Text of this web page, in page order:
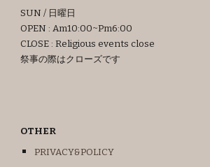
SUN / 日曜日
OPEN : Am10:00~Pm6:00
CLOSE : Religious events close
祭事の際はクローズです
OTHER
PRIVACY&POLICY